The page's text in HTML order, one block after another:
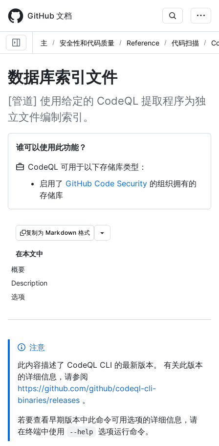
main
content
GitHub 文档
主 安全性和代码质量 Reference 代码扫描
数据库索引文件
[管道] 使用给定的 CodeQL 提取程序为独
立文件编制索引。
谁可以使用此功能？
CodeQL 可用于以下存储库类型：
启用了 GitHub Code Security 的组织拥有的
存储库
复制为 Markdown 格式
在本文中
概要
Description
选项
注意
此内容描述了 CodeQL CLI 的最新版本。 有关此版本
的详细信息，请参阅
https://github.com/github/codeql-cli-
binaries/releases 。
若要查看早期版本中此命令可用选项的详细信息，请
在终端中使用
--help 选项运行命令。